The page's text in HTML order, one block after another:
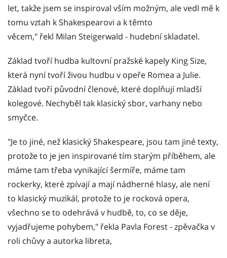
let, takže jsem se inspiroval vším možným, ale vedl mě k
tomu vztah k Shakespearovi a k těmto
věcem," řekl Milan Steigerwald - hudební skladatel.
Základ tvoří hudba kultovní pražské kapely King Size,
která nyní tvoří živou hudbu v opeře Romea a Julie.
Základ tvoří původní členové, které doplňují mladší
kolegové. Nechyběl tak klasický sbor, varhany nebo
smyčce.
"Je to jiné, než klasický Shakespeare, jsou tam jiné texty,
protože to je jen inspirované tím starým příběhem, ale
máme tam třeba vynikající šermíře, máme tam
rockerky, které zpívají a mají nádherné hlasy, ale není
to klasický muzikál, protože to je rocková opera,
všechno se to odehrává v hudbě, to, co se děje,
vyjadřujeme pohybem," řekla Pavla Forest - zpěvačka v
roli chůvy a autorka libreta,